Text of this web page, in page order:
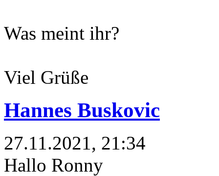
Was meint ihr?
Viel Grüße
Hannes Buskovic
27.11.2021, 21:34
Hallo Ronny